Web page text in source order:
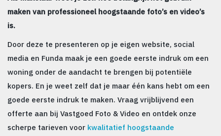
maken van professioneel hoogstaande foto’s en video’s
is.
Door deze te presenteren op je eigen website, social
media en Funda maak je een goede eerste indruk om een
woning onder de aandacht te brengen bij potentiële
kopers. En je weet zelf dat je maar één kans hebt om een
goede eerste indruk te maken. Vraag vrijblijvend een
offerte aan bij Vastgoed Foto & Video en ontdek onze
scherpe tarieven voor kwalitatief hoogstaande